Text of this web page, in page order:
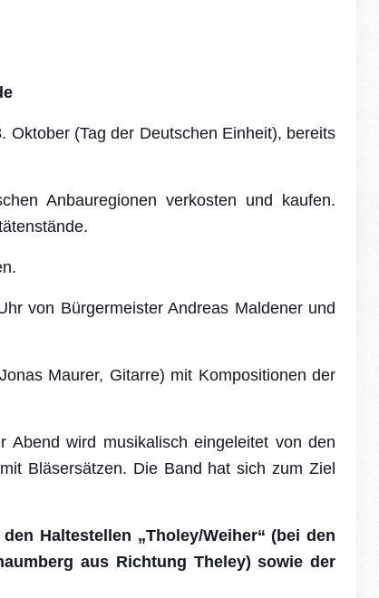
Oktober (Tag der Deutschen Einheit), bereits
Anbauregionen verkosten und kaufen.
von Bürgermeister Andreas Maldener und
Maurer, Gitarre) mit Kompositionen der
Abend wird musikalisch eingeleitet von den
Bläsersätzen. Die Band hat sich zum Ziel
den Haltestellen „Tholey/Weiher“ (bei den
aus Richtung Theley) sowie der